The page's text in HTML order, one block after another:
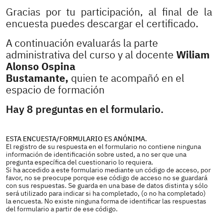
Gracias por tu participación, al final de la
encuesta puedes descargar el certificado.
A continuación evaluarás la parte
administrativa del curso y al docente Wiliam
Alonso Ospina
Bustamante, quien te acompañó en el
espacio de formación
Hay 8 preguntas en el formulario.
ESTA ENCUESTA/FORMULARIO ES ANÓNIMA.
El registro de su respuesta en el formulario no contiene ninguna
información de identificación sobre usted, a no ser que una
pregunta específica del cuestionario lo requiera.
Si ha accedido a este formulario mediante un código de acceso, por
favor, no se preocupe porque ese código de acceso no se guardará
con sus respuestas. Se guarda en una base de datos distinta y sólo
será utilizado para indicar si ha completado, (o no ha completado)
la encuesta. No existe ninguna forma de identificar las respuestas
del formulario a partir de ese código.